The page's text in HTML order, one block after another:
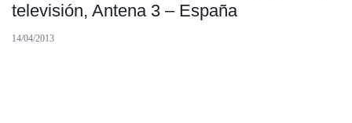
televisión, Antena 3 – España
14/04/2013